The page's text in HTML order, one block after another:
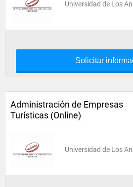
Universidad de Los
Solicitar
Administración de Empresas
Turísticas (Online)
Universidad de Los